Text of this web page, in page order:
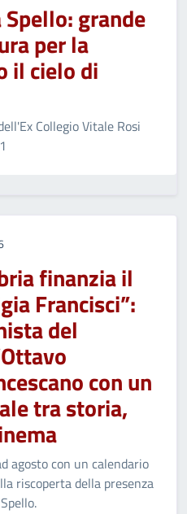
Spello: grande
per la
il cielo di
Collegio Vitale Rosi
finanzia il
Francisci”:
del
con un
tra storia,
agosto con un calendario
riscoperta della presenza